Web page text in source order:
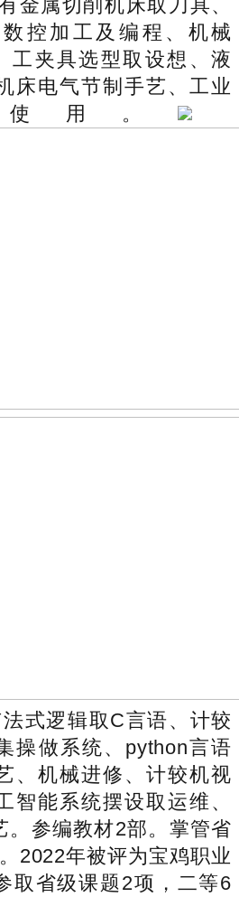
金属切削机床取刀具、
控加工及编程、机械
工夹具选型取设想、液
床电气节制手艺、工业
用。
式逻辑取C言语、计较
操做系统、python言语
、机械进修、计较机视
智能系统摆设取运维、
。参编教材2部。掌管省
2022年被评为宝鸡职业
取省级课题2项，二等6